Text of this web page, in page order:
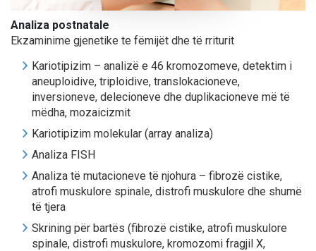
Analiza postnatale
Ekzaminime gjenetike te fëmijët dhe të rriturit
Kariotipizim – analizë e 46 kromozomeve, detektim i
aneuploidive, triploidive, translokacioneve,
inversioneve, delecioneve dhe duplikacioneve më të
mëdha, mozaicizmit
Kariotipizim molekular (array analiza)
Analiza FISH
Analiza të mutacioneve të njohura – fibrozë cistike,
atrofi muskulore spinale, distrofi muskulore dhe shumë
të tjera
Skrining për bartës (fibrozë cistike, atrofi muskulore
spinale, distrofi muskulore, kromozomi fragjil X,